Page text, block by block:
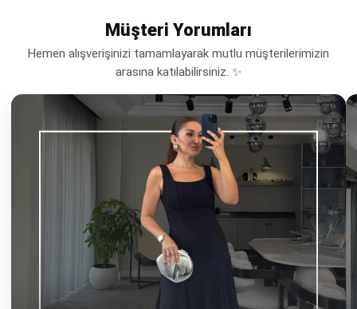
Müşteri Yorumları
Hemen alışverişinizi tamamlayarak mutlu müşterilerimizin
arasına katılabilirsiniz. ✨